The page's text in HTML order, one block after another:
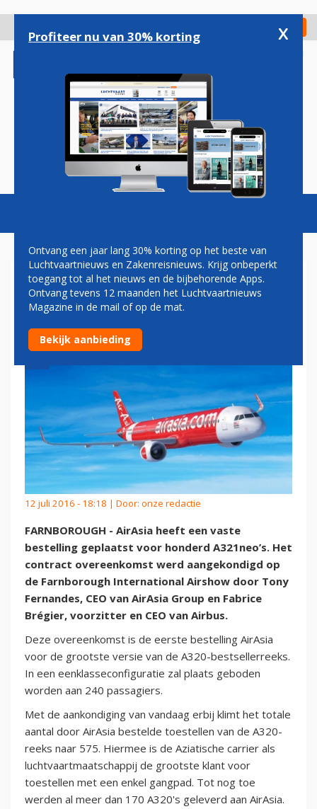
gaan
Check in
Magazine Podcasts Vacatures
MEGA-ORDER AIRASIA VOOR
100 A321NEO'S
12 juli 2016 - 18:18 | Door: onze redactie
FARNBOROUGH - AirAsia heeft een vaste
bestelling geplaatst voor honderd A321neo’s. Het
contract overeenkomst werd aangekondigd op
de Farnborough International Airshow door Tony
Fernandes, CEO van AirAsia Group en Fabrice
Brégier, voorzitter en CEO van Airbus.
Deze overeenkomst is de eerste bestelling AirAsia
voor de grootste versie van de A320-bestsellerreeks.
In een eenklasseconfiguratie zal plaats geboden
worden aan 240 passagiers.
Met de aankondiging van vandaag erbij klimt het totale
aantal door AirAsia bestelde toestellen van de A320-
reeks naar 575. Hiermee is de Aziatische carrier als
luchtvaartmaatschappij de grootste klant voor
toestellen met een enkel gangpad. Tot nog toe
werden al meer dan 170 A320's geleverd aan AirAsia.
Profiteer nu van 30% korting x
Ontvang een jaar lang 30% korting op het beste van
Luchtvaartnieuws en Zakenreisnieuws. Krijg onbeperkt
toegang tot al het nieuws en de bijbehorende Apps.
Ontvang tevens 12 maanden het Luchtvaartnieuws
Magazine in de mail of op de mat.
Bekijk aanbieding